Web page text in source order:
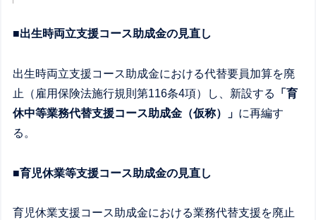
■出生時両立支援コース助成金の見直し
出生時両立支援コース助成金における代替要員加算を廃
止（雇用保険法施行規則第116条4項）し、新設する
「育
休中等業務代替支援コース助成金（仮称）」 に再編す
る。
■育児休業等支援コース助成金の見直し
育児休業支援コース助成金における業務代替支援を廃止